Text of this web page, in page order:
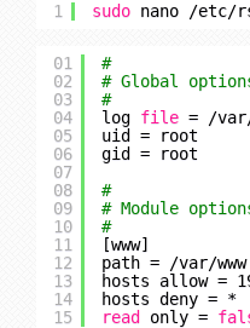
1 sudo nano /etc/
01
02
03
04
05
06
07
08
09
10
11
12
13
14
15
#
# Global
#
log file = /
uid = root
gid = root
#
# Module
#
[www]
path =
/var/www
hosts allow =
hosts deny = *
read
only =